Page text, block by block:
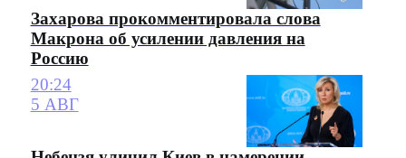
Захарова прокомментировала слова
Макрона об усилении давления на
Россию
20:24
5 АВГ